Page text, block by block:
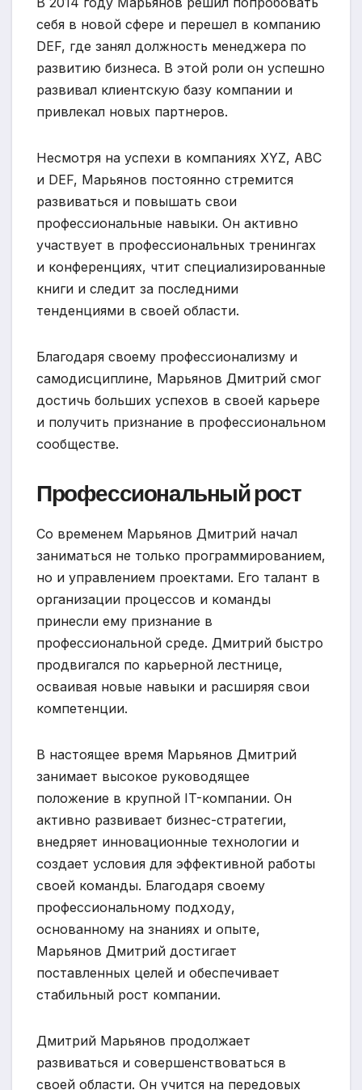
себя в новой сфере и перешел в компанию
DEF, где занял должность менеджера по
развитию бизнеса. В этой роли он успешно
развивал клиентскую базу компании и
привлекал новых партнеров.
Несмотря на успехи в компаниях XYZ, ABC
и DEF, Марьянов постоянно стремится
развиваться и повышать свои
профессиональные навыки. Он активно
участвует в профессиональных тренингах
и конференциях, чтит специализированные
книги и следит за последними
тенденциями в своей области.
Благодаря своему профессионализму и
самодисциплине, Марьянов Дмитрий смог
достичь больших успехов в своей карьере
и получить признание в профессиональном
сообществе.
Профессиональный рост
Со временем Марьянов Дмитрий начал
заниматься не только программированием,
но и управлением проектами. Его талант в
организации процессов и команды
принесли ему признание в
профессиональной среде. Дмитрий быстро
продвигался по карьерной лестнице,
осваивая новые навыки и расширяя свои
компетенции.
В настоящее время Марьянов Дмитрий
занимает высокое руководящее
положение в крупной IT-компании. Он
активно развивает бизнес-стратегии,
внедряет инновационные технологии и
создает условия для эффективной работы
своей команды. Благодаря своему
профессиональному подходу,
основанному на знаниях и опыте,
Марьянов Дмитрий достигает
поставленных целей и обеспечивает
стабильный рост компании.
Дмитрий Марьянов продолжает
развиваться и совершенствоваться в
своей области. Он учится на передовых